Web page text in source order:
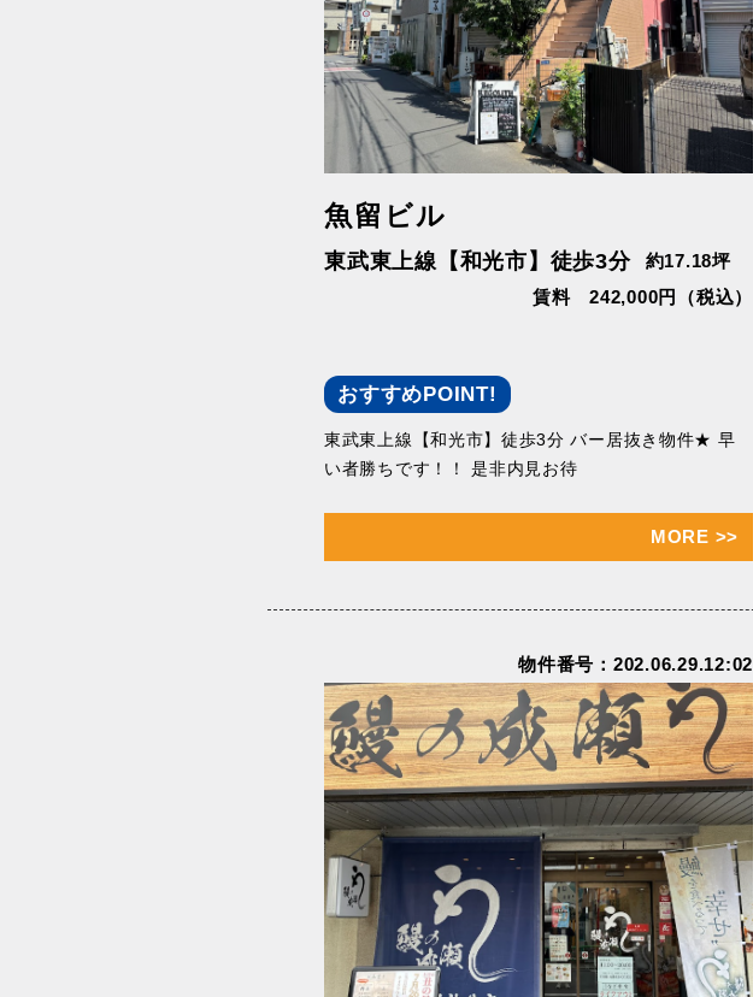
魚留ビル
東武東上線【和光市】徒歩3分
約17.18坪
賃料 242,000円（税込）
おすすめPOINT!
東武東上線【和光市】徒歩3分 バー居抜き物件★ 早
い者勝ちです！！ 是非内見お待
MORE >>
物件番号：202.06.29.12:02